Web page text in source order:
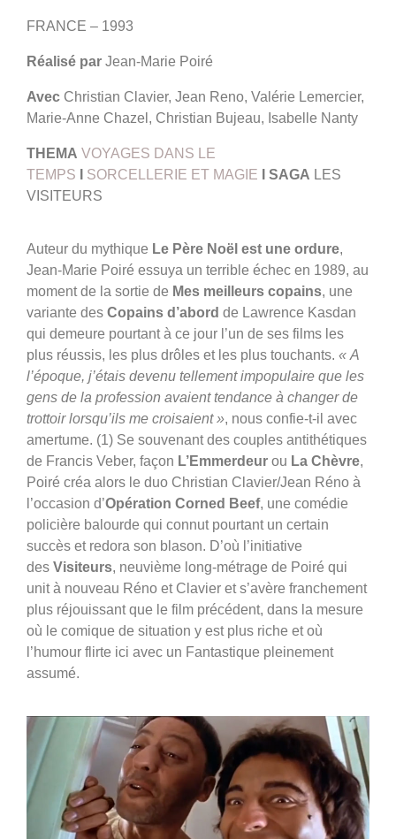
FRANCE – 1993
Réalisé par Jean-Marie Poiré
Avec Christian Clavier, Jean Reno, Valérie Lemercier,
Marie-Anne Chazel, Christian Bujeau, Isabelle Nanty
THEMA VOYAGES DANS LE
TEMPS
SORCELLERIE ET MAGIE SAGA LES
VISITEURS
Auteur du mythique Le Père Noël est une ordure,
Jean-Marie Poiré essuya un terrible échec en 1989, au
moment de la sortie de Mes meilleurs copains, une
variante des Copains d’abord de Lawrence Kasdan
qui demeure pourtant à ce jour l’un de ses films les
plus réussis, les plus drôles et les plus touchants. « A
l’époque, j’étais devenu tellement impopulaire que les
gens de la profession avaient tendance à changer de
trottoir lorsqu’ils me croisaient », nous confie-t-il avec
amertume. (1) Se souvenant des couples antithétiques
de Francis Veber, façon L’Emmerdeur ou La Chèvre,
Poiré créa alors le duo Christian Clavier/Jean Réno à
l’occasion d’Opération Corned Beef, une comédie
policière balourde qui connut pourtant un certain
succès et redora son blason. D’où l’initiative
des Visiteurs, neuvième long-métrage de Poiré qui
unit à nouveau Réno et Clavier et s’avère franchement
plus réjouissant que le film précédent, dans la mesure
où le comique de situation y est plus riche et où
l’humour flirte ici avec un Fantastique pleinement
assumé.